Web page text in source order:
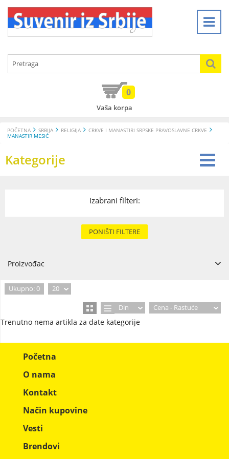
Vaša korpa
0
POČETNA SRBIJA RELIGIJA
CRKVE I MANASTIRI SRPSKE PRAVOSLAVNE CRKVE
MANASTIR MESIĆ
Kategorije
Izabrani filteri:
PONIŠTI FILTERE
Proizvođac
Ukupno: 0 20
Din Cena - Rastuće
Trenutno nema artikla za date kategorije
Početna
O nama
Kontakt
Način kupovine
Vesti
Brendovi